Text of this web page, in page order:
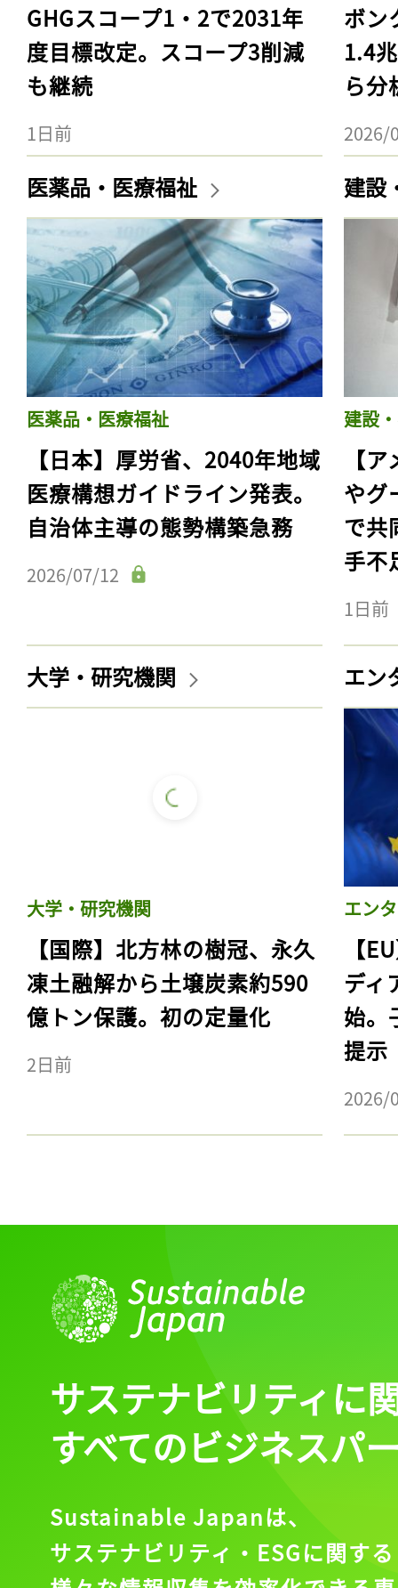
GHGスコープ1・2で2031年
度目標改定。スコープ3削減
も継続
1日前
ボン
1.4
ら分
2026/
医薬品・医療福祉
医薬品・医療福祉
【日本】厚労省、2040年地域
医療構想ガイドライン発表。
自治体主導の態勢構築急務
2026/07/12
建設
建設
【
やグ
で共
手不
1日前
大学・研究機関
大学・研究機関
【国際】北方林の樹冠、永久
凍土融解から土壌炭素約590
億トン保護。初の定量化
2日前
エン
エン
【
ディ
始。
提示
2026/
サステナビリティに
すべてのビジネスパ
Sustainable Japanは、
サステナビリティ・ESGに関する